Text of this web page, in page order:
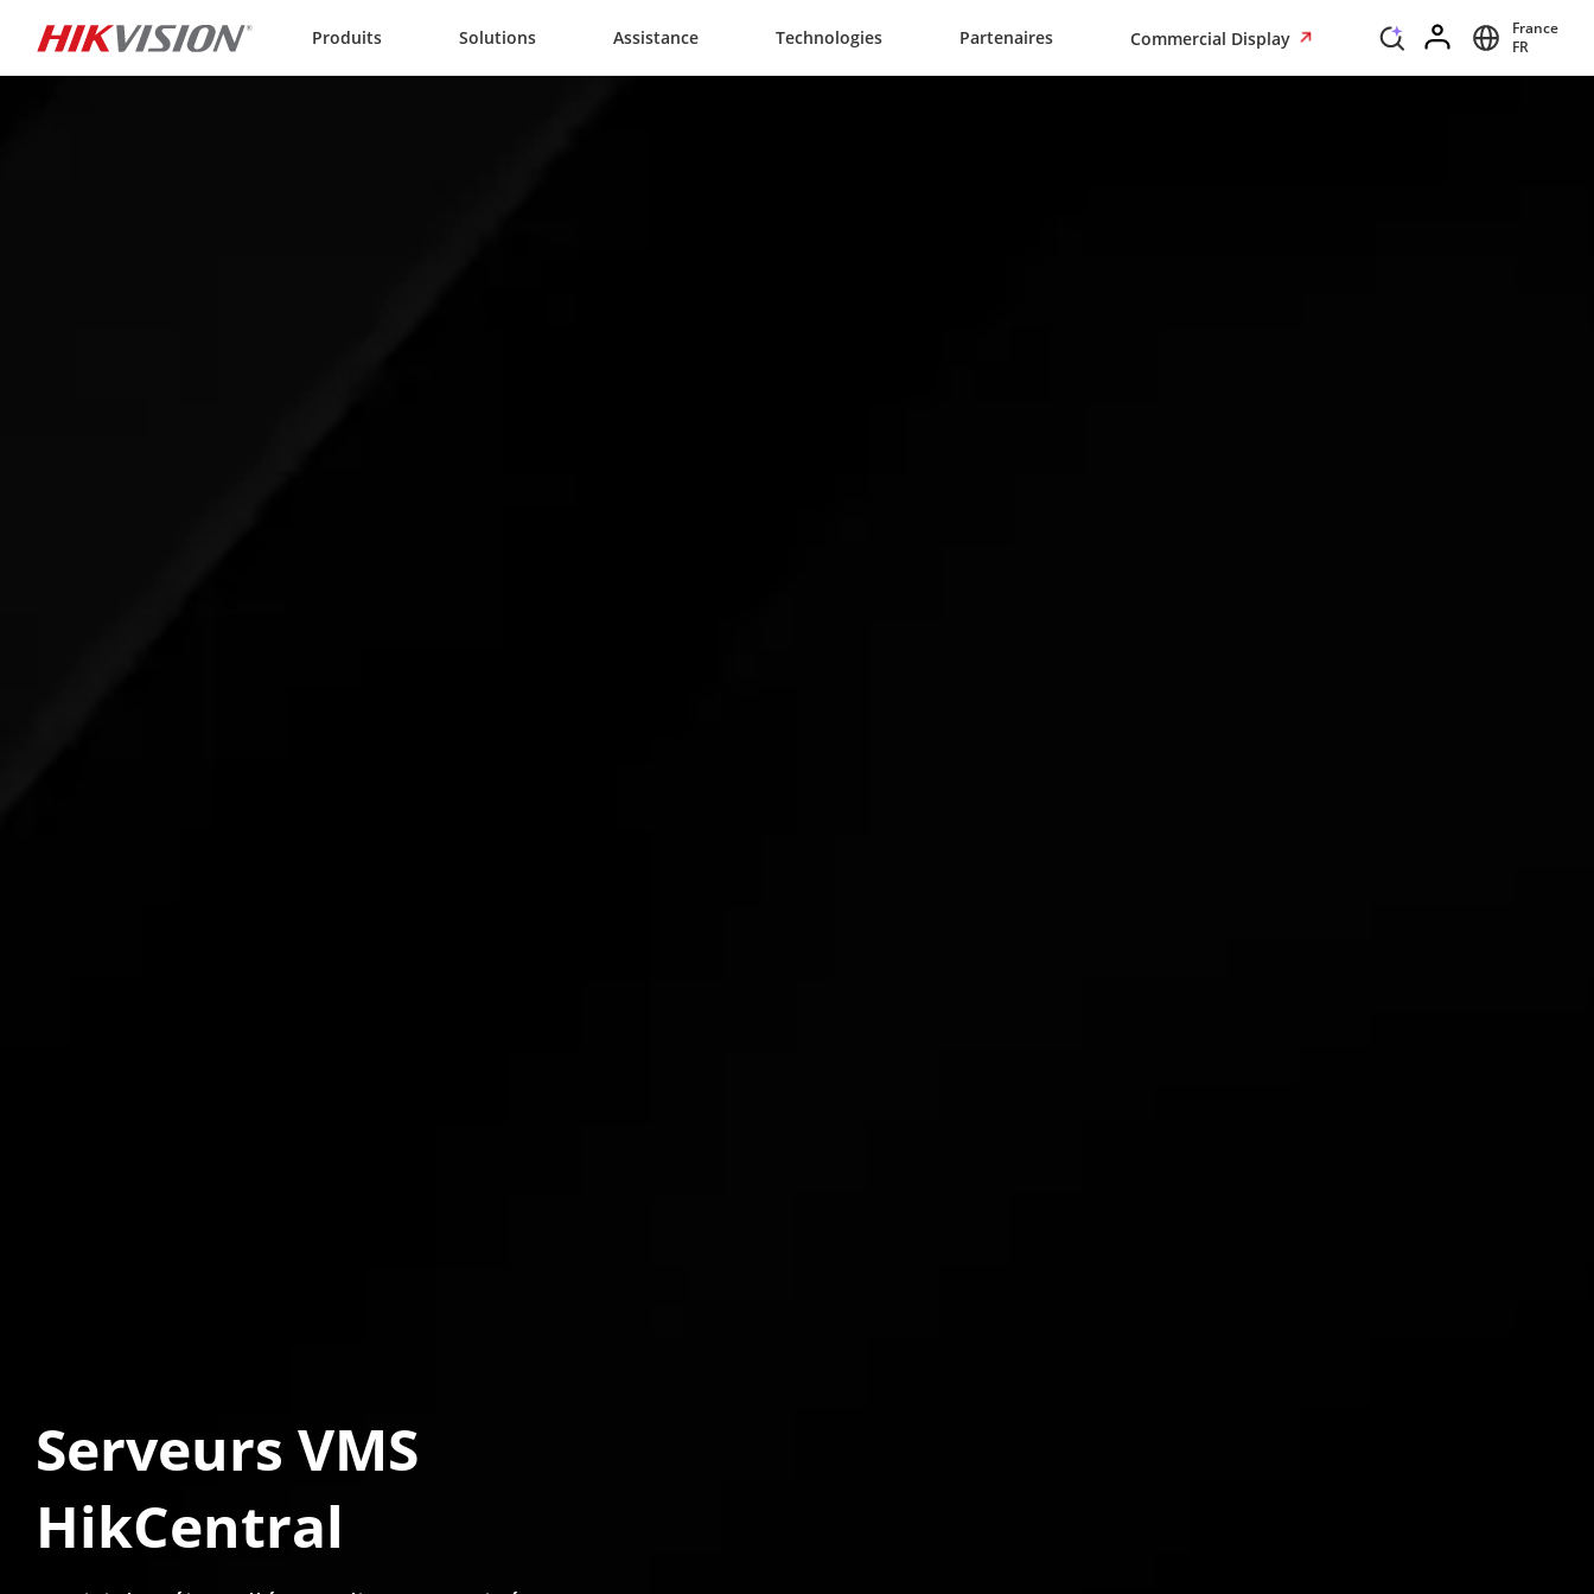
Produits Solutions Assistance Technologies Partenaires Commercial Display
France
FR
Serveurs VMS
HikCentral